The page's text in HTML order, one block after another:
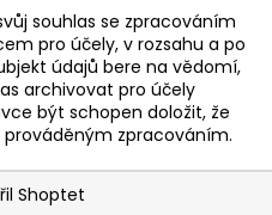
souhlas se zpracováním
pro účely, v rozsahu a po
údajů bere na vědomí,
archivovat pro účely
být schopen doložit, že
prováděným zpracováním.
Shoptet